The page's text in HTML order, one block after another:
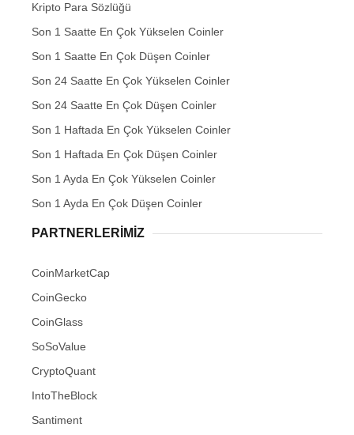
Kripto Para Sözlüğü
Son 1 Saatte En Çok Yükselen Coinler
Son 1 Saatte En Çok Düşen Coinler
Son 24 Saatte En Çok Yükselen Coinler
Son 24 Saatte En Çok Düşen Coinler
Son 1 Haftada En Çok Yükselen Coinler
Son 1 Haftada En Çok Düşen Coinler
Son 1 Ayda En Çok Yükselen Coinler
Son 1 Ayda En Çok Düşen Coinler
PARTNERLERIMIZ
CoinMarketCap
CoinGecko
CoinGlass
SoSoValue
CryptoQuant
IntoTheBlock
Santiment